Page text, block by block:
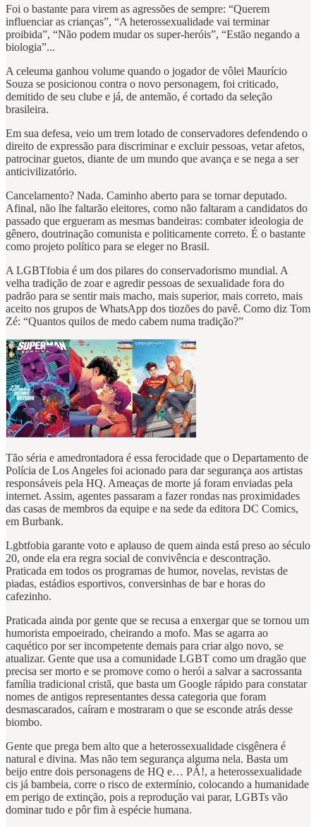
Foi o bastante para virem as agressões de sempre: “Querem
influenciar as crianças”, “A heterossexualidade vai terminar
proibida”, “Não podem mudar os super-heróis”, “Estão negando a
biologia”...
A celeuma ganhou volume quando o jogador de vôlei Maurício
Souza se posicionou contra o novo personagem, foi criticado,
demitido de seu clube e já, de antemão, é cortado da seleção
brasileira.
Em sua defesa, veio um trem lotado de conservadores defendendo o
direito de expressão para discriminar e excluir pessoas, vetar afetos,
patrocinar guetos, diante de um mundo que avança e se nega a ser
anticivilizatório.
Cancelamento? Nada. Caminho aberto para se tornar deputado.
Afinal, não lhe faltarão eleitores, como não faltaram a candidatos do
passado que ergueram as mesmas bandeiras: combater ideologia de
gênero, doutrinação comunista e politicamente correto. É o bastante
como projeto político para se eleger no Brasil.
A LGBTfobia é um dos pilares do conservadorismo mundial. A
velha tradição de zoar e agredir pessoas de sexualidade fora do
padrão para se sentir mais macho, mais superior, mais correto, mais
aceito nos grupos de WhatsApp dos tiozões do pavê. Como diz Tom
Zé: “Quantos quilos de medo cabem numa tradição?”
Tão séria e amedrontadora é essa ferocidade que o Departamento de
Polícia de Los Angeles foi acionado para dar segurança aos artistas
responsáveis pela HQ. Ameaças de morte já foram enviadas pela
internet. Assim, agentes passaram a fazer rondas nas proximidades
das casas de membros da equipe e na sede da editora DC Comics,
em Burbank.
Lgbtfobia garante voto e aplauso de quem ainda está preso ao século
20, onde ela era regra social de convivência e descontração.
Praticada em todos os programas de humor, novelas, revistas de
piadas, estádios esportivos, conversinhas de bar e horas do
cafezinho.
Praticada ainda por gente que se recusa a enxergar que se tornou um
humorista empoeirado, cheirando a mofo. Mas se agarra ao
caquético por ser incompetente demais para criar algo novo, se
atualizar. Gente que usa a comunidade LGBT como um dragão que
precisa ser morto e se promove como o herói a salvar a sacrossanta
família tradicional cristã, que basta um Google rápido para constatar
nomes de antigos representantes dessa categoria que foram
desmascarados, caíram e mostraram o que se esconde atrás desse
biombo.
Gente que prega bem alto que a heterossexualidade cisgênera é
natural e divina. Mas não tem segurança alguma nela. Basta um
beijo entre dois personagens de HQ e… PÁ!, a heterossexualidade
cis já bambeia, corre o risco de extermínio, colocando a humanidade
em perigo de extinção, pois a reprodução vai parar, LGBTs vão
dominar tudo e pôr fim à espécie humana.